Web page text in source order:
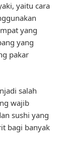
yaitu cara
yang
yang
pakar
salah
wajib
sushi yang
bagi banyak